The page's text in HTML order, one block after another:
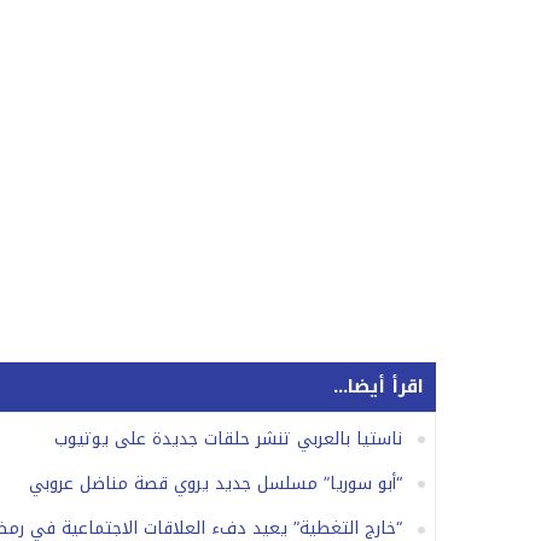
اقرأ أيضا...
ناستيا بالعربي تنشر حلقات جديدة على يوتيوب
“أبو سوريا” مسلسل جديد يروي قصة مناضل عروبي
“خارج التغطية” يعيد دفء العلاقات الاجتماعية في رمضان